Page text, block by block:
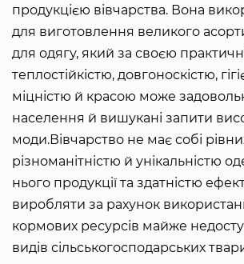
продукцією вівчарства. Вона
для виготовлення великого
для одягу, який за своєю
теплостійкістю, довгоноскістю,
міцністю й красою може
населення й вишукані запити
моди.Вівчарство не має собі
різноманітністю й унікальністю
нього продукції та здатністю
виробляти за рахунок
кормових ресурсів майже
видів сільськогосподарських